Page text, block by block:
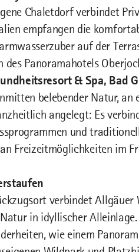
Chaletdorf verbindet
empfangen die
auf der
des Panoramahotels
& Spa, Bad
belebender Natur, an
angelegt: Es
und
Freizeitmöglichkeiten im
verbindet
in idyllischer
wie einem